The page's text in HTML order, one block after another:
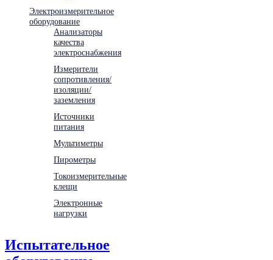
Электроизмерительное
оборудование
Анализаторы
качества
электроснабжения
Измерители
сопротивления/
изоляции/
заземления
Источники
питания
Мультиметры
Пирометры
Токоизмерительные
клещи
Электронные
нагрузки
Испытательное